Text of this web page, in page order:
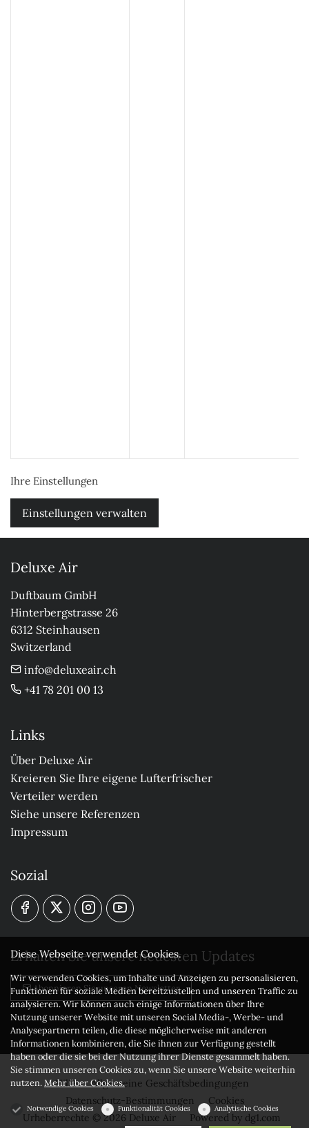
Ihre Einstellungen
Einstellungen verwalten
Deluxe Air
Duftbaum GmbH
Hinterbergstrasse 26
6312 Steinhausen
Switzerland
info@deluxeair.ch
+41 78 201 00 13
Links
Über Deluxe Air
Kreieren Sie Ihre eigene Lufterfrischer
Verteiler werden
Siehe unsere Referenzen
Impressum
Sozial
Erhalten Sie unsere neuesten Updates
Abonnieren Sie unseren Newsletter
Hilfe
Allgemeine Geschäftsbedingungen
Datenschutz-Bestimmungen
Cookies
Urheberrechte © 2026 Deluxe Air
Powered by dg1.com
Diese Webseite verwendet Cookies.
Wir verwenden Cookies, um Inhalte und Anzeigen zu personalisieren,
Funktionen für soziale Medien bereitzustellen und unseren Traffic zu
analysieren. Wir können auch einige Informationen über Ihre
Nutzung unserer Website mit unseren Social Media-, Werbe- und
Analysepartnern teilen, die diese möglicherweise mit anderen
Informationen kombinieren, die Sie ihnen zur Verfügung gestellt
haben oder die sie bei der Nutzung ihrer Dienste gesammelt haben.
Sie stimmen unseren Cookies zu, wenn Sie unsere Website weiterhin
nutzen.Mehr über Cookies.
Notwendige Cookies Funktionalität Cookies Analytische Cookies